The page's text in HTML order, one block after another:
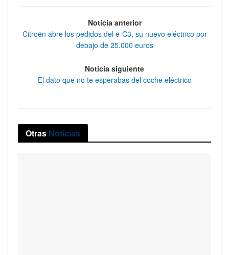
Noticia anterior
Citroën abre los pedidos del ë-C3, su nuevo eléctrico por
debajo de 25.000 euros
Noticia siguiente
El dato que no te esperabas del coche eléctrico
Otras Noticias